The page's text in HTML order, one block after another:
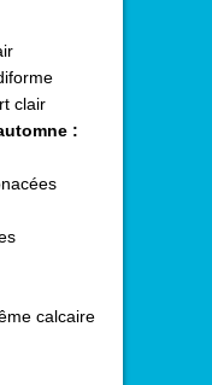
clair
:
calcaire